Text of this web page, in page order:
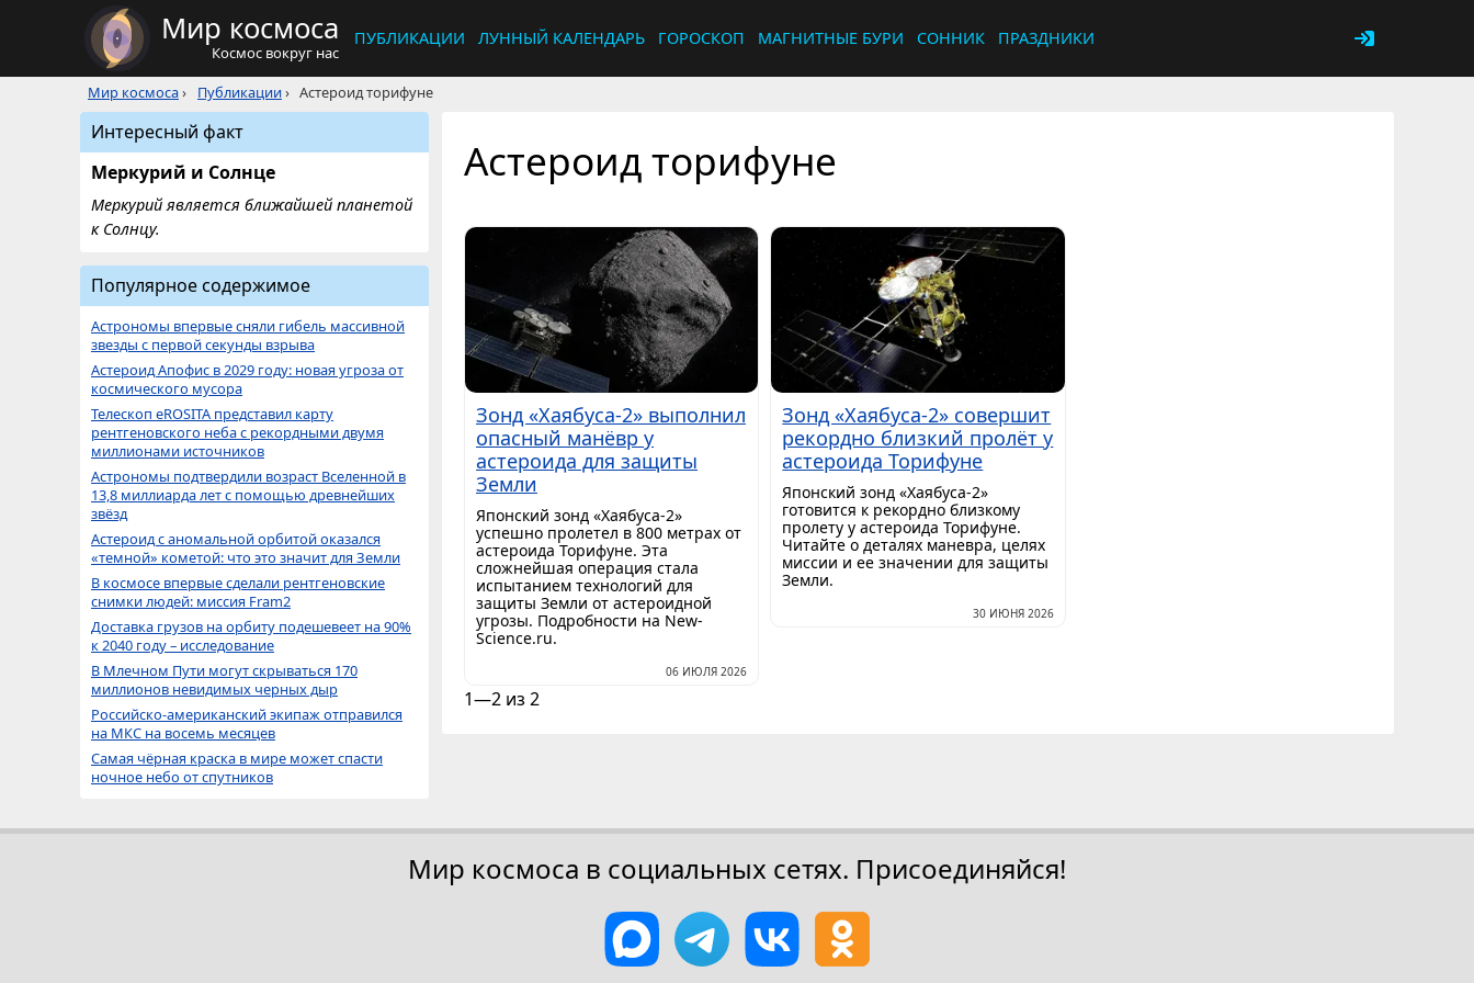
Мир космоса
Космос вокруг нас
ПУБЛИКАЦИИ ЛУННЫЙ КАЛЕНДАРЬ ГОРОСКОП МАГНИТНЫЕ БУРИ СОННИК ПРАЗДНИКИ
Мир космоса› Публикации› Астероид торифуне
Астероид торифуне
Зонд «Хаябуса-2» выполнил
опасный манёвр у
астероида для защиты
Земли
Японский зонд «Хаябуса-2»
успешно пролетел в 800 метрах от
астероида Торифуне. Эта
сложнейшая операция стала
испытанием технологий для
защиты Земли от астероидной
угрозы. Подробности на New-
Science.ru.
06 ИЮЛЯ 2026
Зонд «Хаябуса-2» совершит
рекордно близкий пролёт у
астероида Торифуне
Японский зонд «Хаябуса-2»
готовится к рекордно близкому
пролету у астероида Торифуне.
Читайте о деталях маневра, целях
миссии и ее значении для защиты
Земли.
30 ИЮНЯ 2026
1—2 из 2
Интересный факт
Меркурий и Солнце
Меркурий является ближайшей планетой
к Солнцу.
Популярное содержимое
Астрономы впервые сняли гибель массивной
звезды с первой секунды взрыва
Астероид Апофис в 2029 году: новая угроза от
космического мусора
Телескоп eROSITA представил карту
рентгеновского неба с рекордными двумя
миллионами источников
Астрономы подтвердили возраст Вселенной в
13,8 миллиарда лет с помощью древнейших
звёзд
Астероид с аномальной орбитой оказался
«темной» кометой: что это значит для Земли
В космосе впервые сделали рентгеновские
снимки людей: миссия Fram2
Доставка грузов на орбиту подешевеет на 90%
к 2040 году – исследование
В Млечном Пути могут скрываться 170
миллионов невидимых черных дыр
Российско-американский экипаж отправился
на МКС на восемь месяцев
Самая чёрная краска в мире может спасти
ночное небо от спутников
Мир космоса в социальных сетях. Присоединяйся!